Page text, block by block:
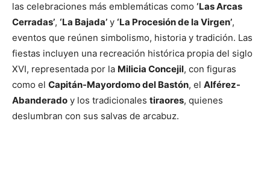
las celebraciones más emblemáticas como ‘Las Arcas
Cerradas’, ‘La Bajada’ y ‘La Procesión de la Virgen’,
eventos que reúnen simbolismo, historia y tradición. Las
fiestas incluyen una recreación histórica propia del siglo
XVI, representada por la Milicia Concejil, con figuras
como el Capitán-Mayordomo del Bastón, el Alférez-
Abanderado y los tradicionales tiraores, quienes
deslumbran con sus salvas de arcabuz.